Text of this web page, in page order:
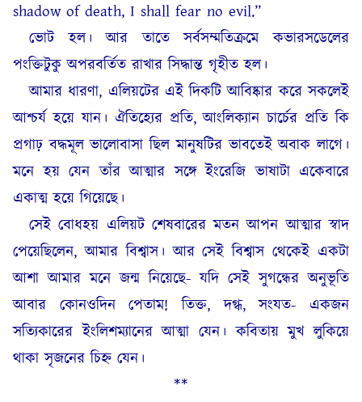
shadow of death, I shall fear no evil.”
ভোট হল। আর তাতে সর্বসম্মতিক্রমে কভারসডেলের
পংক্তিটুকু অপরবর্তিত রাখার সিদ্ধান্ত গৃহীত হল।
আমার ধারণা, এলিয়টের এই দিকটি আবিষ্কার করে সকলেই
আশ্চর্য হয়ে যান। ঐতিহ্যের প্রতি, আংলিক্যান চার্চের প্রতি কি
প্রগাঢ় বদ্ধমূল ভালোবাসা ছিল মানুষটির ভাবতেই অবাক লাগে।
মনে হয় যেন তাঁর আত্মার সঙ্গে ইংরেজি ভাষাটা একেবারে
একাত্ম হয়ে গিয়েছে।
সেই বোধহয় এলিয়ট শেষবারের মতন আপন আত্মার স্বাদ
পেয়েছিলেন, আমার বিশ্বাস। আর সেই বিশ্বাস থেকেই একটা
আশা আমার মনে জন্ম নিয়েছে- যদি সেই সুগন্ধের অনুভূতি
আবার কোনওদিন পেতাম! তিক্ত, দগ্ধ, সংযত- একজন
সত্যিকারের ইংলিশম্যানের আত্মা যেন। কবিতায় মুখ লুকিয়ে
থাকা সৃজনের চিহ্ন যেন।
**